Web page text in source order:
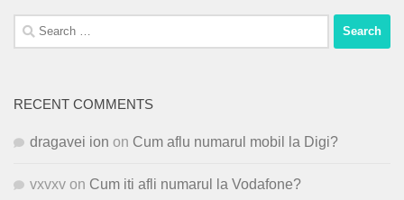
Search
for:
RECENT COMMENTS
dragavei ion on Cum aflu numarul mobil la Digi?
vxvxv on Cum iti afli numarul la Vodafone?